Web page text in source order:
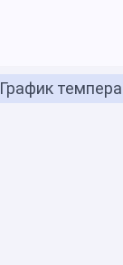
График